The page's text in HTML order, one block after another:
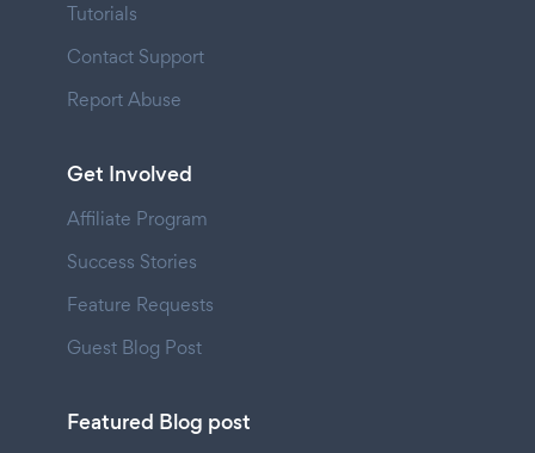
Tutorials
Contact Support
Report Abuse
Get Involved
Affiliate Program
Success Stories
Feature Requests
Guest Blog Post
Featured Blog post